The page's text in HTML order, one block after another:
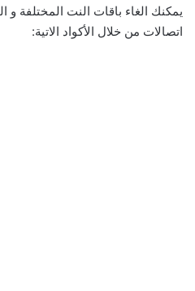
يمكنك الغاء باقات النت المختلفة
اتصالات من خلال الأكواد الاتية: